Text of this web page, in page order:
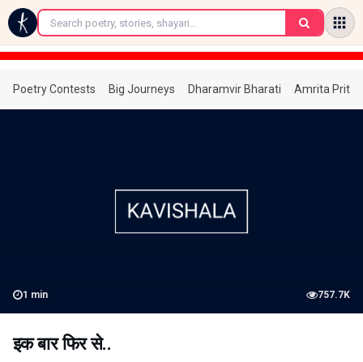
←
Poetry Contests Big Journeys Dharamvir Bharati Amrita
1 min 757.7K
इक बार फिर से..